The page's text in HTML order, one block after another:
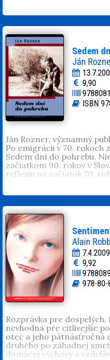
venované histórii
dejinám štátu Izrael.
Sedem
Ján
9,90
ISBN
Ján Rozner, významný
Po emigrácii v 70. rokoch
Sedem dní do pohrebu.
začiatkom 90. rokov v
reflexiu na začiatok 70.
života, na známe postavy
a na dobu, ktorú spolu
Alain
7.4.2009
9,92
978-80-
Rozprávka pre
nevhodná pre citlivejšie
otec a jeho pätnásťročná
druhého po záhadnej
domácej výchovy a